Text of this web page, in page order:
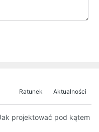
Aktualności
Ratunek
wtryskowego?
projektować pod kątem